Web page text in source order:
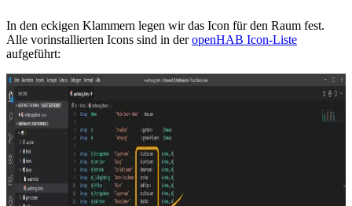
In den eckigen Klammern legen wir das Icon für den Raum fest.
Alle vorinstallierten Icons sind in deropenHAB Icon-Liste
aufgeführt: